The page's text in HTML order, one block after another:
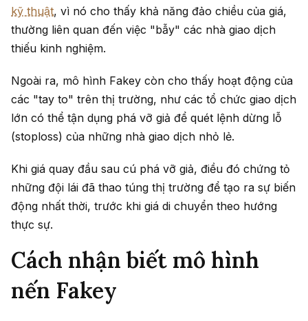
kỹ thuật, vì nó cho thấy khả năng đảo chiều của giá,
thường liên quan đến việc "bẫy" các nhà giao dịch
thiếu kinh nghiệm.
Ngoài ra, mô hình Fakey còn cho thấy hoạt động của
các "tay to" trên thị trường, như các tổ chức giao dịch
lớn có thể tận dụng phá vỡ giả để quét lệnh dừng lỗ
(stoploss) của những nhà giao dịch nhỏ lẻ.
Khi giá quay đầu sau cú phá vỡ giả, điều đó chứng tỏ
những đội lái đã thao túng thị trường để tạo ra sự biến
động nhất thời, trước khi giá di chuyển theo hướng
thực sự.
Cách nhận biết mô hình
nến Fakey